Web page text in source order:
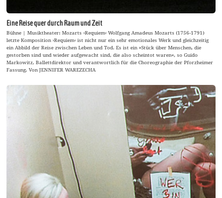
Eine Reise quer durch Raum und Zeit
Bühne | Musiktheater: Mozarts ›Requiem‹ Wolfgang Amadeus Mozarts (1756-1791)
letzte Komposition ›Requiem‹ ist nicht nur ein sehr emotionales Werk und gleichzeitig
ein Abbild der Reise zwischen Leben und Tod. Es ist ein »Stück über Menschen, die
gestorben sind und wieder aufgewacht sind, die also scheintot waren«, so Guido
Markowitz, Ballettdirektor und verantwortlich für die Choreographie der Pforzheimer
Fassung. Von JENNIFER WAREZECHA